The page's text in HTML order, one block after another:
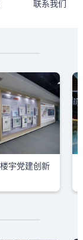
联系我们
宇党建创新